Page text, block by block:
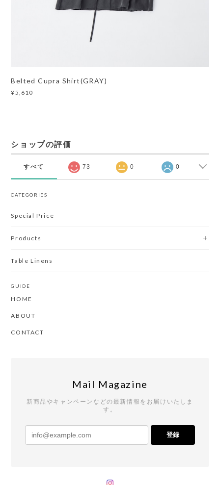
Belted Cupra Shirt(GRAY)
¥5,610
ショップの評価
すべて 73 0 0
CATEGORIES
Special Price
Products
Table Linens
GUIDE
HOME
ABOUT
CONTACT
Mail Magazine
新商品やキャンペーンなどの最新情報をお届けいたしま
す。
登録